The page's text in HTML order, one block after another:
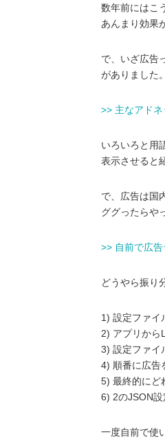
数年前にはこ
あんまり効果
で、いざ広告
がありました。
>> 主なアド
いろいろと用
表示させると
で、広告は国
ググったらや
>> 自前で広
どうやら振り
1) 設定ファイ
2) アプリから
3) 設定ファイ
4) 順番に広告
5) 最終的にど
6) 2のJSON
一度自前で使